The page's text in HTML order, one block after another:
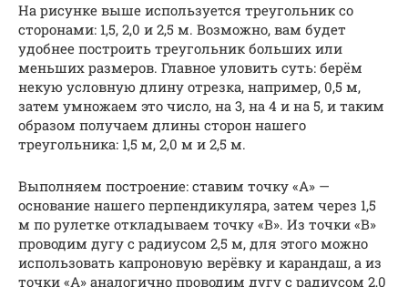
На рисунке выше используется треугольник со
сторонами: 1,5, 2,0 и 2,5 м. Возможно, вам будет
удобнее построить треугольник больших или
меньших размеров. Главное уловить суть: берём
некую условную длину отрезка, например, 0,5 м,
затем умножаем это число, на 3, на 4 и на 5, и таким
образом получаем длины сторон нашего
треугольника: 1,5 м, 2,0 м и 2,5 м.
Выполняем построение: ставим точку «А» —
основание нашего перпендикуляра, затем через 1,5
м по рулетке откладываем точку «В». Из точки «В»
проводим дугу с радиусом 2,5 м, для этого можно
использовать капроновую верёвку и карандаш, а из
точки «А» аналогично проводим дугу с радиусом 2,0